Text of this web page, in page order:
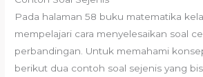
Pada halaman 58 buku matematika
mempelajari cara menyelesaikan soal
perbandingan. Untuk memahami
berikut dua contoh soal sejenis yang